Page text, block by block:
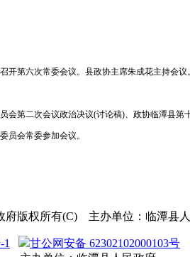
开第六次常委会议。县政协主席朱成花主持会议。
会第二次会议政治决议(讨论稿)、政协临潭县
员会常委参加会议。
府版权所有(C) 主办单位：临潭县
1 甘公网安备 62302102000103号